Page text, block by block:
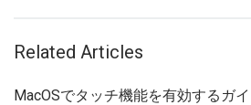
Related Articles
MacOSでタッチ機能を有効するガ